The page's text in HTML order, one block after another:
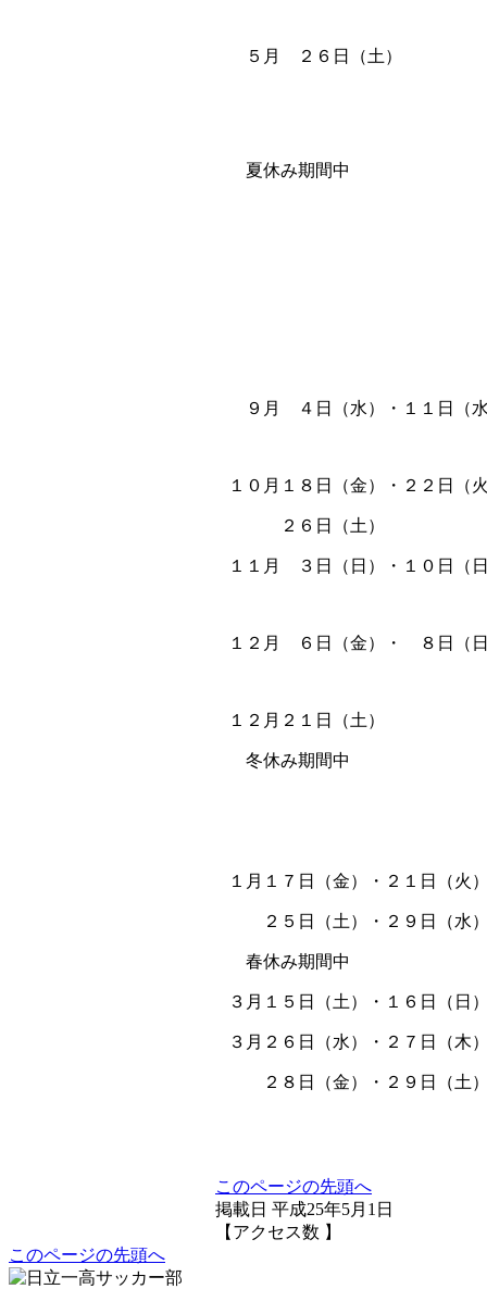
５月 ２６日（土）
夏休み期間中 各
９月 ４日（水）・１１
１０月１８日（金）・２
２６日（土）
１１月 ３日（日）・１０日（
１２月 ６日（金）・ ８
１２月２１日（土）
冬休み期間中
１月１７日（金）・２１
２５日（土）・２９日（水
春休み期間中
３月１５日（土）・１
３月２６日（水）・２７
２８日（金）・２９日（土
このページの先頭へ
掲載日 平成25年5月1日
【アクセス数 】
このページの先頭へ